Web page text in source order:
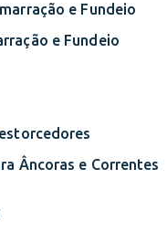
e Fundeio
e Fundeio
Âncoras e Correntes